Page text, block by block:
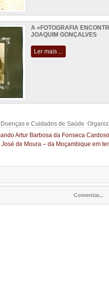
A «FOTOGRAFIA
JOAQUIM GONÇALVES
Ler mais ...
Doenças e Cuidados de Saúde
Artur Barbosa da Fonseca
de Moura – da Moçambique em
Comentar...